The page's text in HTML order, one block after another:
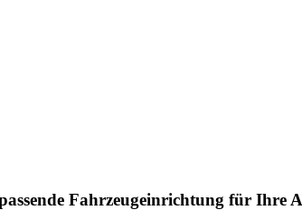
Fahrzeugeinrichtung für Ihre